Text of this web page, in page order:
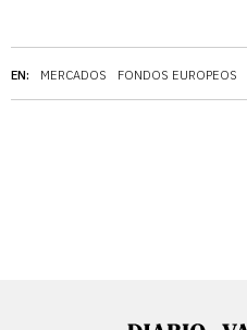
EN: MERCADOS FONDOS EUROPEOS